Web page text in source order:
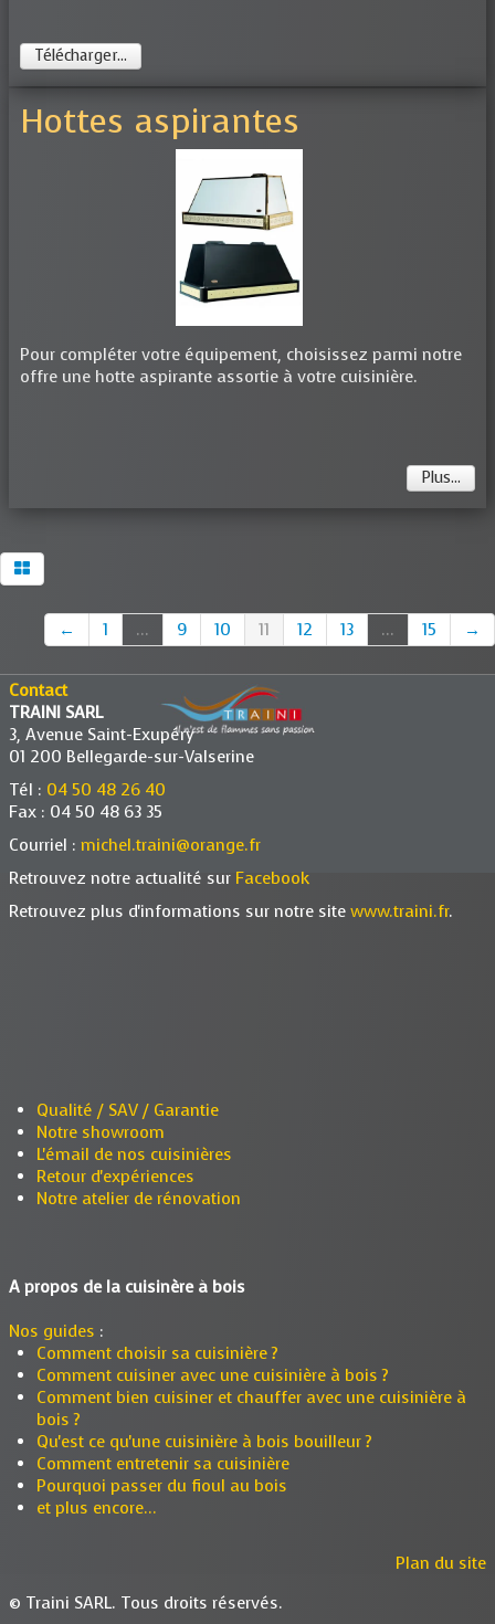
Télécharger...
Hottes aspirantes
Pour compléter votre équipement, choisissez parmi notre
offre une hotte aspirante assortie à votre cuisinière.
Plus...
← 1 ... 9 10 11 12 13 ... 15 →
Contact
TRAINI SARL
3, Avenue Saint-Exupéry
01 200 Bellegarde-sur-Valserine
Tél : 04 50 48 26 40
Fax : 04 50 48 63 35
Courriel : michel.traini@orange.fr
Retrouvez notre actualité sur Facebook
Retrouvez plus d'informations sur notre site www.traini.fr.
Qualité / SAV / Garantie
Notre showroom
L'émail de nos cuisinières
Retour d'expériences
Notre atelier de rénovation
A propos de la cuisinère à bois
Nos guides :
Comment choisir sa cuisinière ?
Comment cuisiner avec une cuisinière à bois ?
Comment bien cuisiner et chauffer avec une cuisinière à
bois ?
Qu'est ce qu'une cuisinière à bois bouilleur ?
Comment entretenir sa cuisinière
Pourquoi passer du fioul au bois
et plus encore...
Plan du site
© Traini SARL. Tous droits réservés.